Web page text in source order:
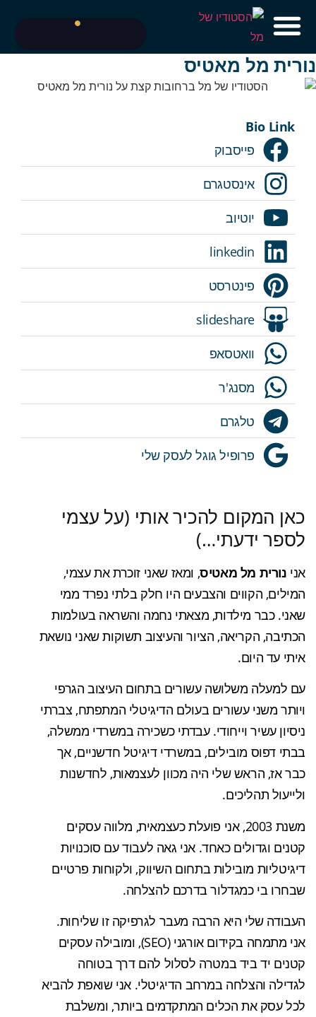
נורית מל מאטיס
Bio Link
פייסבוק
אינסטגרם
יוטיוב
linkedin
פינטרסט
slideshare
וואטסאפ
מסנג'ר
טלגרם
פרופיל גוגל לעסק שלי
כאן המקום להכיר אותי (על עצמי
לספר ידעתי…)
אני נורית מל מאטיס, ומאז שאני זוכרת את עצמי,
המילים, הקווים והצבעים היו חלק בלתי נפרד ממי
שאני. כבר מילדות, מצאתי נחמה והשראה בעולמות
הכתיבה, הקריאה, הציור והעיצוב תשוקות שאני נושאת
איתי עד היום.
עם למעלה משלושה עשורים בתחום העיצוב הגרפי
ויותר משני עשורים בעולם הדיגיטלי המתפתח, צברתי
ניסיון עשיר וייחודי. עבדתי כשכירה במשרדי ממשלה,
בבתי דפוס מובילים, במשרדי דיגיטל חדשניים, אך
כבר אז, הראש שלי היה מכוון לעצמאות, לחדשנות
ולייעול תהליכים.
משנת 2003, אני פועלת כעצמאית, מלווה עסקים
קטנים וגדולים כאחד. אני גאה לעבוד עם סוכנויות
דיגיטליות מובילות בתחום השיווק, ולקוחות פרטיים
שבחרו בי כמגדלור בדרכם להצלחה.
העבודה שלי היא הרבה מעבר לגרפיקה זו שליחות.
אני מתמחה בקידום אורגני (SEO), ומובילה עסקים
קטנים יד ביד במטרה לסלול להם דרך בטוחה
לגדילה והצלחה במרחב הדיגיטלי. אני שואפת להביא
לכל עסק את הכלים המתקדמים ביותר, ומשלבת